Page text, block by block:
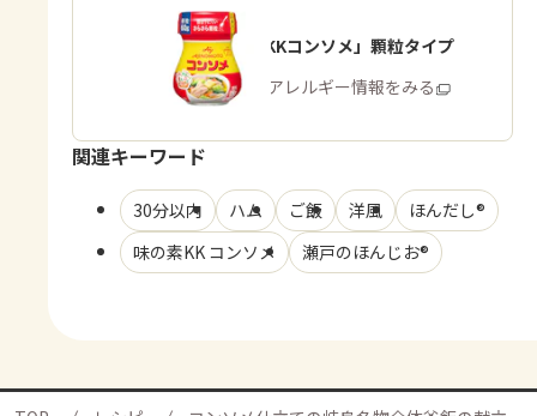
「味の素KKコンソメ」顆粒タイプ
商品・アレルギー情報をみる
関連キーワード
30分以内 ハム ご飯 洋風
ほんだし®
味の素KK コンソメ
瀬戸のほんじお®